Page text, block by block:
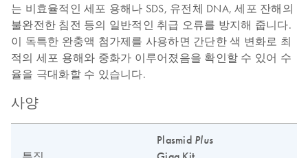
는 비효율적인 세포 용해나 SDS, 유전체 DNA, 세포 잔해의
불완전한 침전 등의 일반적인 취급 오류를 방지해 줍니다.
이 독특한 완충액 첨가제를 사용하면 간단한 색 변화로 최
적의 세포 용해와 중화가 이루어졌음을 확인할 수 있어 수
율을 극대화할 수 있습니다.
사양
Plasmid Plus